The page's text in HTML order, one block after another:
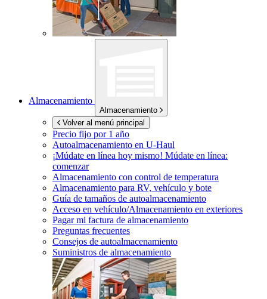
Almacenamiento
Almacenamiento
Volver al menú principal
Precio fijo por 1 año
Autoalmacenamiento en U-Haul
¡Múdate en línea hoy mismo! Múdate en línea:
comenzar
Almacenamiento con control de temperatura
Almacenamiento para RV, vehículo y bote
Guía de tamaños de autoalmacenamiento
Acceso en vehículo/Almacenamiento en exteriores
Pagar mi factura de almacenamiento
Preguntas frecuentes
Consejos de autoalmacenamiento
Suministros de almacenamiento